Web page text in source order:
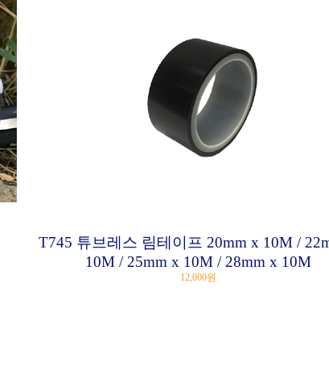
T745 튜브레스 림테이프 20mm x 10M /
10M / 25mm x 10M / 28mm x 10M
12,000원